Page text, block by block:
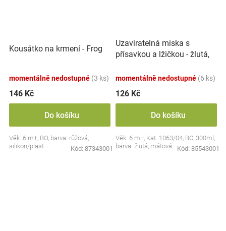
Kousátko na krmení - Frog
momentálně nedostupné (3 ks)
146 Kč
Do košíku
Věk: 6 m+, BO, barva: růžová,
silikon/plast
Kód: 87343001
Uzaviratelná miska s
přísavkou a lžičkou - žlutá,
momentálně nedostupné (6 ks)
126 Kč
Do košíku
Věk: 6 m+, Kat. 1063/04, BO, 300ml,
barva: žlutá, mátová
Kód: 85543001